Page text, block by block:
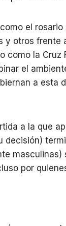
el
y otros frente
como la
el
a esta
a la que
decisión)
por